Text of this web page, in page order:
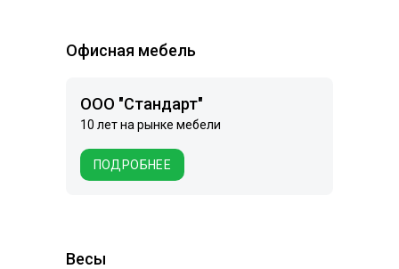
ООО "Стандарт"
10 лет на рынке мебели
ПОДРОБНЕЕ
Офисная мебель
Весы